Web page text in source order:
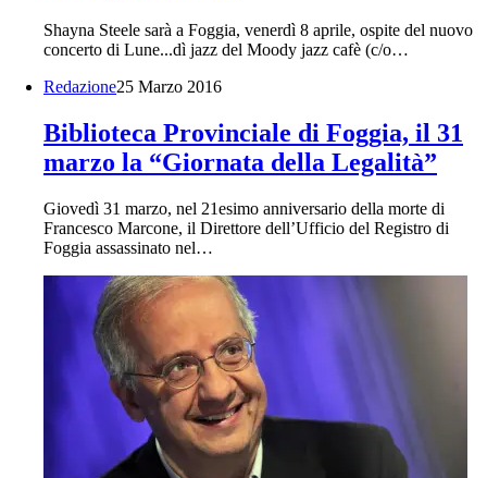
Shayna Steele sarà a Foggia, venerdì 8 aprile, ospite del nuovo
concerto di Lune...dì jazz del Moody jazz cafè (c/o…
Redazione25 Marzo 2016
Biblioteca Provinciale di Foggia, il 31
marzo la “Giornata della Legalità”
Giovedì 31 marzo, nel 21esimo anniversario della morte di
Francesco Marcone, il Direttore dell’Ufficio del Registro di
Foggia assassinato nel…